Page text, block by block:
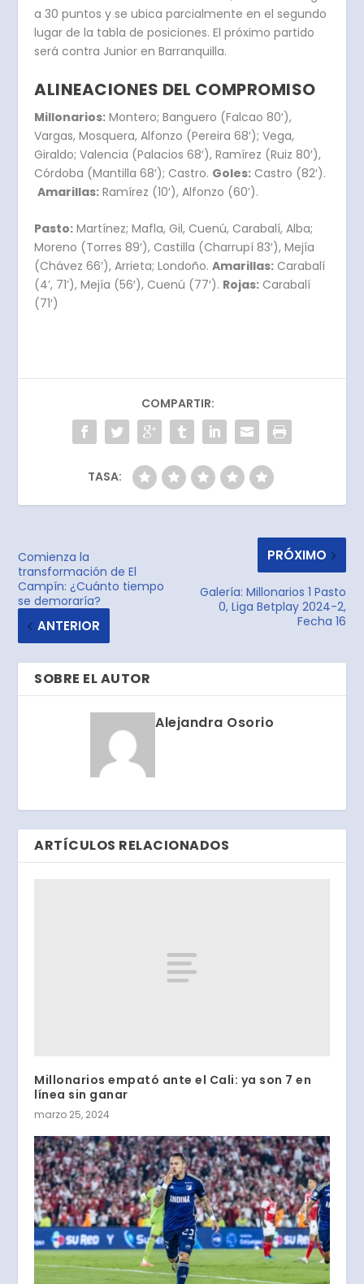
a 30 puntos y se ubica parcialmente en el segundo
lugar de la tabla de posiciones. El próximo partido
será contra Junior en Barranquilla.
ALINEACIONES DEL COMPROMISO
Millonarios: Montero; Banguero (Falcao 80′),
Vargas, Mosquera, Alfonzo (Pereira 68′); Vega,
Giraldo; Valencia (Palacios 68′), Ramírez (Ruiz 80′),
Córdoba (Mantilla 68′); Castro. Goles: Castro (82′).
Amarillas: Ramírez (10′), Alfonzo (60’).
Pasto: Martínez; Mafla, Gil, Cuenú, Carabalí, Alba;
Moreno (Torres 89′), Castilla (Charrupí 83′), Mejía
(Chávez 66′), Arrieta; Londoño.Amarillas: Carabalí
(4’, 71’), Mejía (56′), Cuenú (77′). Rojas: Carabalí
(71′)
COMPARTIR:
TASA:
Comienza la
transformación de El
Campín: ¿Cuánto tiempo
se demoraría?
ANTERIOR
PRÓXIMO
Galería: Millonarios 1 Pasto
0, Liga Betplay 2024-2,
Fecha 16
SOBRE EL AUTOR
Alejandra Osorio
ARTÍCULOS RELACIONADOS
Millonarios empató ante el Cali: ya son 7 en
línea sin ganar
marzo 25, 2024